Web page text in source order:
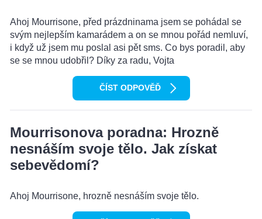
Ahoj Mourrisone, před prázdninama jsem se pohádal se
svým nejlepším kamarádem a on se mnou pořád nemluví,
i když už jsem mu poslal asi pět sms. Co bys poradil, aby
se se mnou udobřil? Díky za radu, Vojta
ČÍST ODPOVĚĎ
Mourrisonova poradna: Hrozně
nesnáším svoje tělo. Jak získat
sebevědomí?
Ahoj Mourrisone, hrozně nesnáším svoje tělo.